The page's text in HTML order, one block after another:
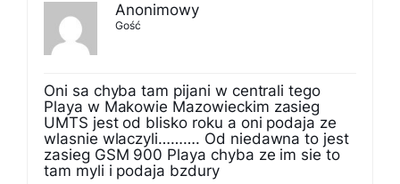
Anonimowy
Gość
Oni sa chyba tam pijani w centrali tego
Playa w Makowie Mazowieckim zasieg
UMTS jest od blisko roku a oni podaja ze
wlasnie wlaczyli………. Od niedawna to jest
zasieg GSM 900 Playa chyba ze im sie to
tam myli i podaja bzdury